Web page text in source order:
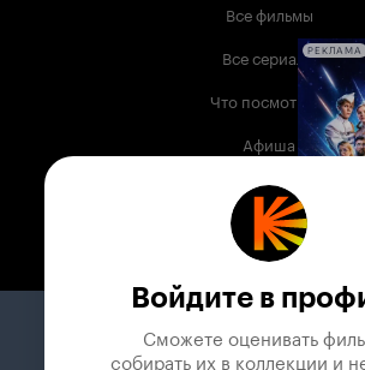
Все фильмы
Все сериалы
Что посмотреть
Афиша
Музыка
Телепрограмма
Служба поддержки
РЕКЛАМА
Войдите в
Сможете оценивать
собирать их в коллекции и